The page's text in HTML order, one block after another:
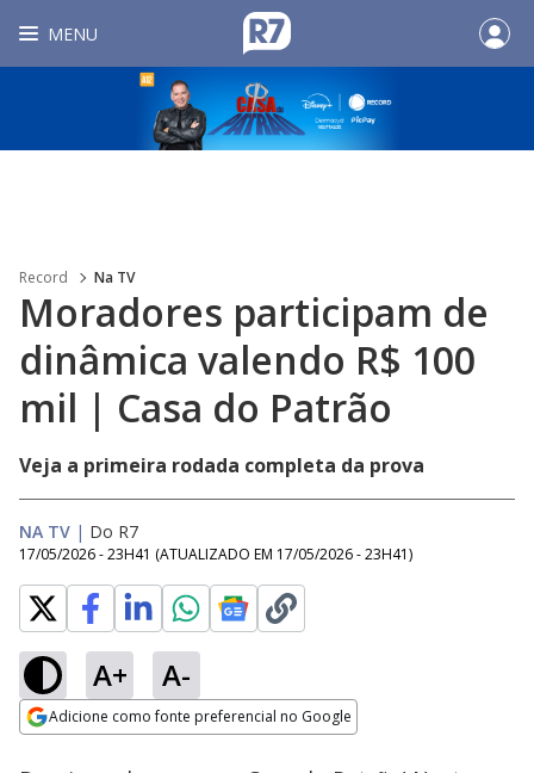
MENU
Record Na TV
Moradores participam de
dinâmica valendo R$ 100
mil | Casa do Patrão
Veja a primeira rodada completa da prova
NA TV | Do R7
17/05/2026 - 23H41 (ATUALIZADO EM 17/05/2026 - 23H41)
A+ A-
Adicione como fonte preferencial no Google
Ativar
Loaded
25.40%